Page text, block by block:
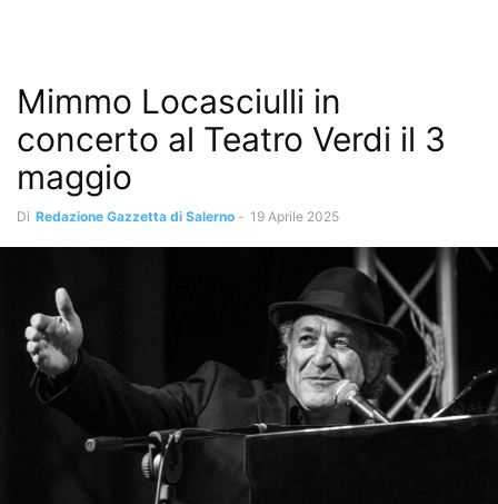
Mimmo Locasciulli in
concerto al Teatro Verdi il 3
maggio
Di Redazione Gazzetta di Salerno - 19 Aprile 2025